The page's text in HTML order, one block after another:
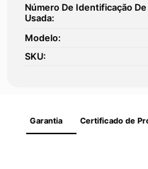
Número De Identificação
Usada:
Modelo:
SKU:
Garantia Certificado de